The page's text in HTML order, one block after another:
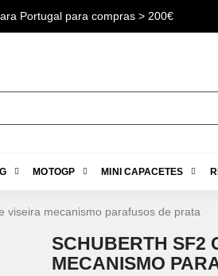
Portugal para compras > 200€
MOTOGP MINI CAPACETES
viseira mecanismo parafusos de prata
SCHUBERTH SF2
MECANISMO